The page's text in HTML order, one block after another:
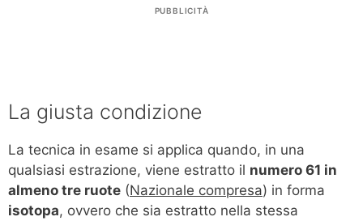
PUBBLICITÀ
La giusta condizione
La tecnica in esame si applica quando, in una
qualsiasi estrazione, viene estratto il numero 61 in
almeno tre ruote (Nazionale compresa) in forma
isotopa, ovvero che sia estratto nella stessa